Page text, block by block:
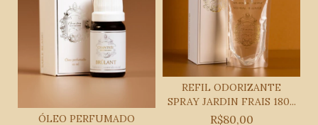
ÓLEO PERFUMADO
REFIL ODORIZANTE
SPRAY JARDIN FRAIS 180...
R$80,00